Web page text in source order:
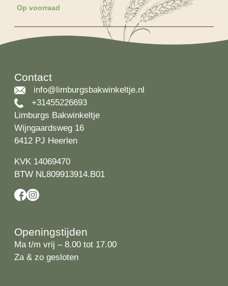
Op voorraad
Contact
info@limburgsbakwinkeltje.nl
+31455226693
Limburgs Bakwinkeltje
Wijngaardsweg 16
6412 PJ Heerlen
KVK 14069470
BTW NL809913914.B01
Openingstijden
Ma t/m vrij – 8.00 tot 17.00
Za & zo gesloten